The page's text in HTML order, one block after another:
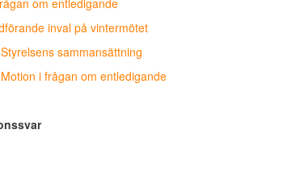
om entledigande
inval på vintermötet
sammansättning
i frågan om entledigande